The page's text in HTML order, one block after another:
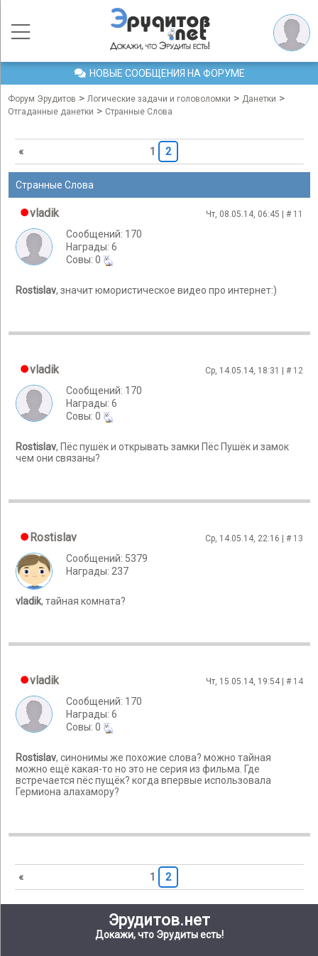
НОВЫЕ СООБЩЕНИЯ НА ФОРУМЕ
Форум Эрудитов > Логические задачи и головоломки > Данетки >
Отгаданные данетки > Странные Слова
« 1 2
Странные Слова
vladik Чт, 08.05.14, 06:45 | # 11
Сообщений: 170
Награды: 6
Cовы: 0
Rostislav, значит юмористическое видео про интернет:)
vladik Ср, 14.05.14, 18:31 | # 12
Сообщений: 170
Награды: 6
Cовы: 0
Rostislav, Пёс пушёк и открывать замки Пёс Пушёк и замок
чем они связаны?
Rostislav Ср, 14.05.14, 22:16 | # 13
Сообщений: 5379
Награды: 237
vladik, тайная комната?
vladik Чт, 15.05.14, 19:54 | # 14
Сообщений: 170
Награды: 6
Cовы: 0
Rostislav, синонимы же похожие слова? можно тайная
можно ещё какая-то но это не серия из фильма. Где
встречается пёс пущёк? когда впервые использовала
Гермиона алахамору?
« 1 2
Эрудитов.нет
Докажи, что Эрудиты есть!